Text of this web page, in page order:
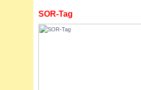
SOR-Tag